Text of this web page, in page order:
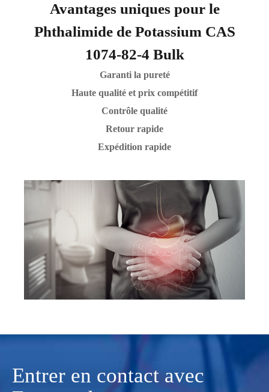
Avantages uniques pour le
Phthalimide de Potassium CAS
1074-82-4 Bulk
Garanti la pureté
Haute qualité et prix compétitif
Contrôle qualité
Retour rapide
Expédition rapide
Entrer en contact avec